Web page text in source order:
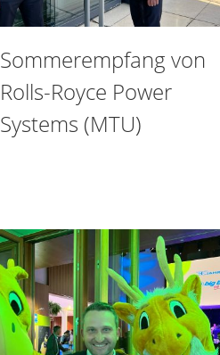
Sommerempfang von
Rolls-Royce Power
Systems (MTU)